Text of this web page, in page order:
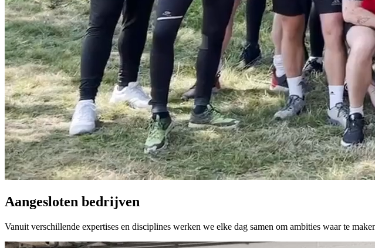
Aangesloten bedrijven
Vanuit verschillende expertises en disciplines werken we elke dag samen om ambities waar te